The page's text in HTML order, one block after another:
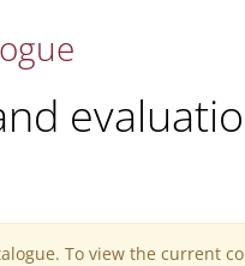
To view the current